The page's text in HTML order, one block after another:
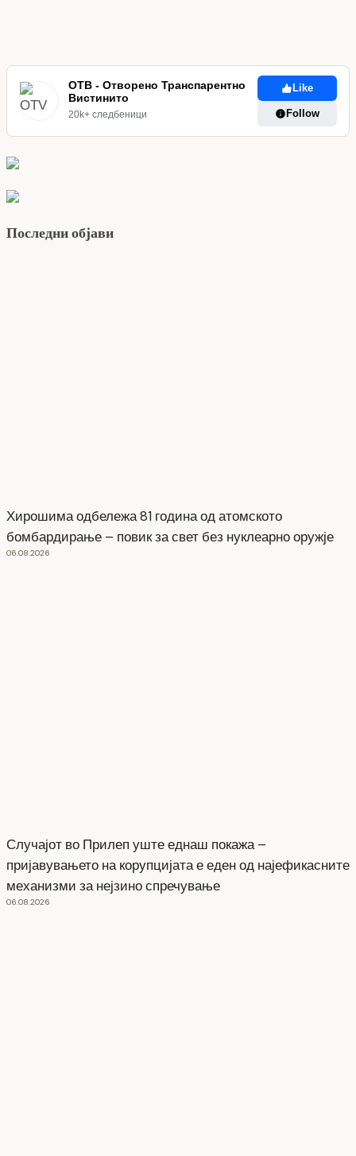
ОТВ - Отворено Транспарентно
Вистинито
20k+ следбеници
Like
Follow
Последни објави
Хирошима одбележа 81 година од атомското
бомбардирање – повик за свет без нуклеарно оружје
06.08.2026
Случајот во Прилеп уште еднаш покажа –
пријавувањето на корупцијата е еден од најефикасните
механизми за нејзино спречување
06.08.2026